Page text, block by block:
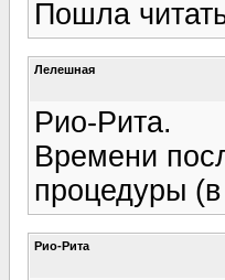
Пошла
Лелешная
Рио-Рита.
Времени
процедуры
Рио-Рита